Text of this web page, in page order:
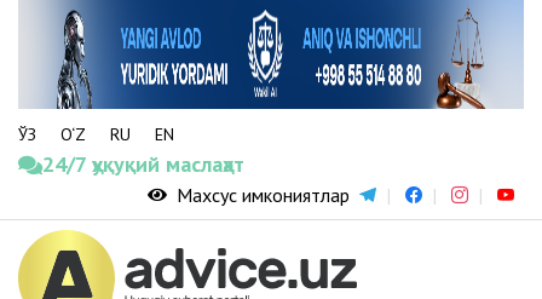
ЎЗ O‘Z RU EN
24/7 ҳуқуқий маслаҳат
Махсус имкониятлар